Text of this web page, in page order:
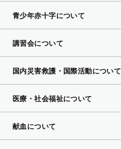
青少年赤十字について
講習会について
国内災害救護・国際活動について
医療・社会福祉について
献血について